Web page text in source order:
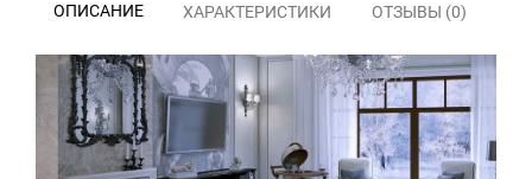
ОПИСАНИЕ ХАРАКТЕРИСТИКИ ОТЗЫВЫ (0)